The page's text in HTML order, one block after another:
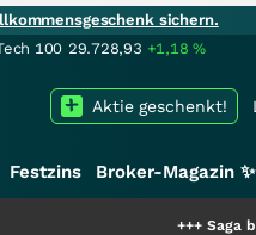
sichern.
100 29.728,93 +1,18%
Aktie geschenkt!
Festzins Broker-Magazin ✨
Saga bei